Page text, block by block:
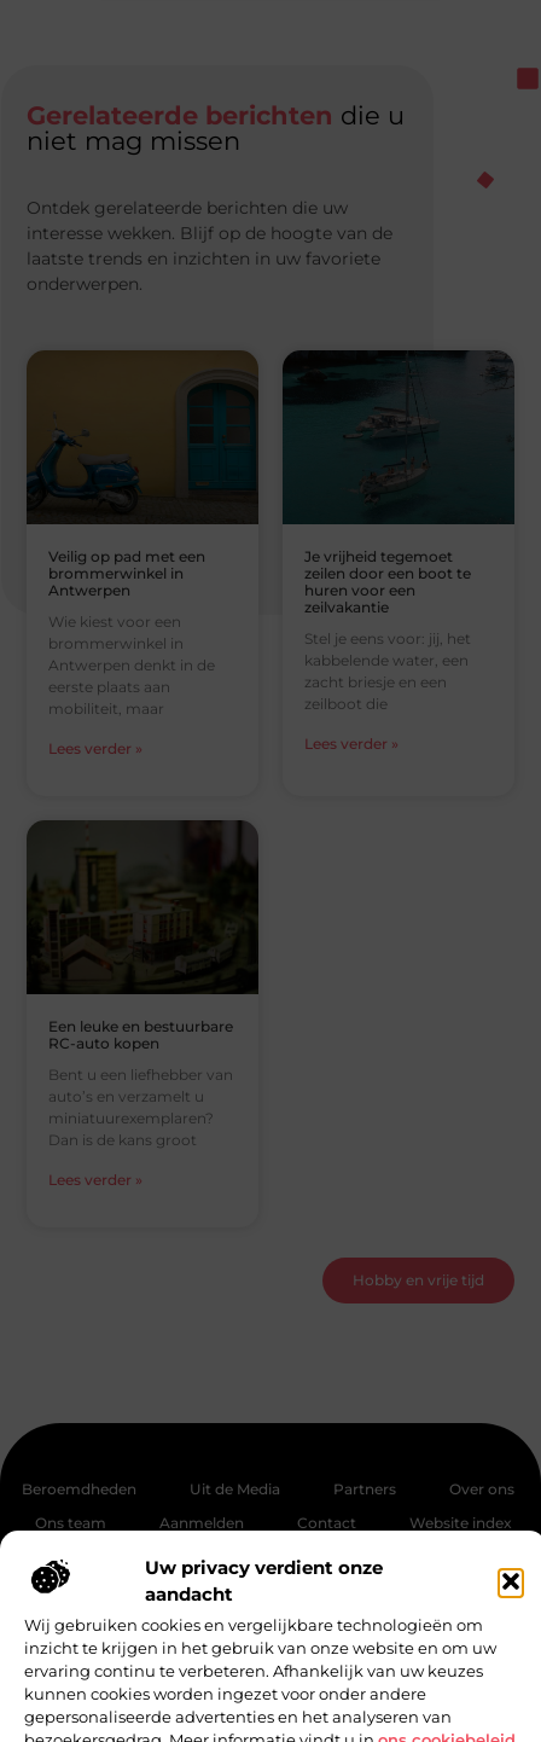
Uw privacy verdient onze
aandacht
Wij gebruiken cookies en vergelijkbare technologieën om
inzicht te krijgen in het gebruik van onze website en om uw
ervaring continu te verbeteren. Afhankelijk van uw keuzes
kunnen cookies worden ingezet voor onder andere
gepersonaliseerde advertenties en het analyseren van
Gerelateerde berichten die u
niet mag missen
Ontdek gerelateerde berichten die uw
interesse wekken. Blijf op de hoogte van de
laatste trends en inzichten in uw favoriete
onderwerpen.
Veilig op pad met een
brommerwinkel in
Antwerpen
Wie kiest voor een
brommerwinkel in
Antwerpen denkt in de
eerste plaats aan
mobiliteit, maar
Lees verder »
Je vrijheid tegemoet
zeilen door een boot te
huren voor een
zeilvakantie
Stel je eens voor: jij, het
kabbelende water, een
zacht briesje en een
zeilboot die
Lees verder »
Een leuke en bestuurbare
RC-auto kopen
Bent u een liefhebber van
auto’s en verzamelt u
miniatuurexemplaren?
Dan is de kans groot
Lees verder »
Hobby en vrije tijd
Beroemdheden Uit de Media Partners
Over ons
Ons team
Aanmelden Contact
Website index
Cookiebeleid (EU)
Kwalitatieve backlinks: de sleutel tot een betere online zichtbaarheid
Manieren om geld te verdienen met jouw website
Bericht
categorie